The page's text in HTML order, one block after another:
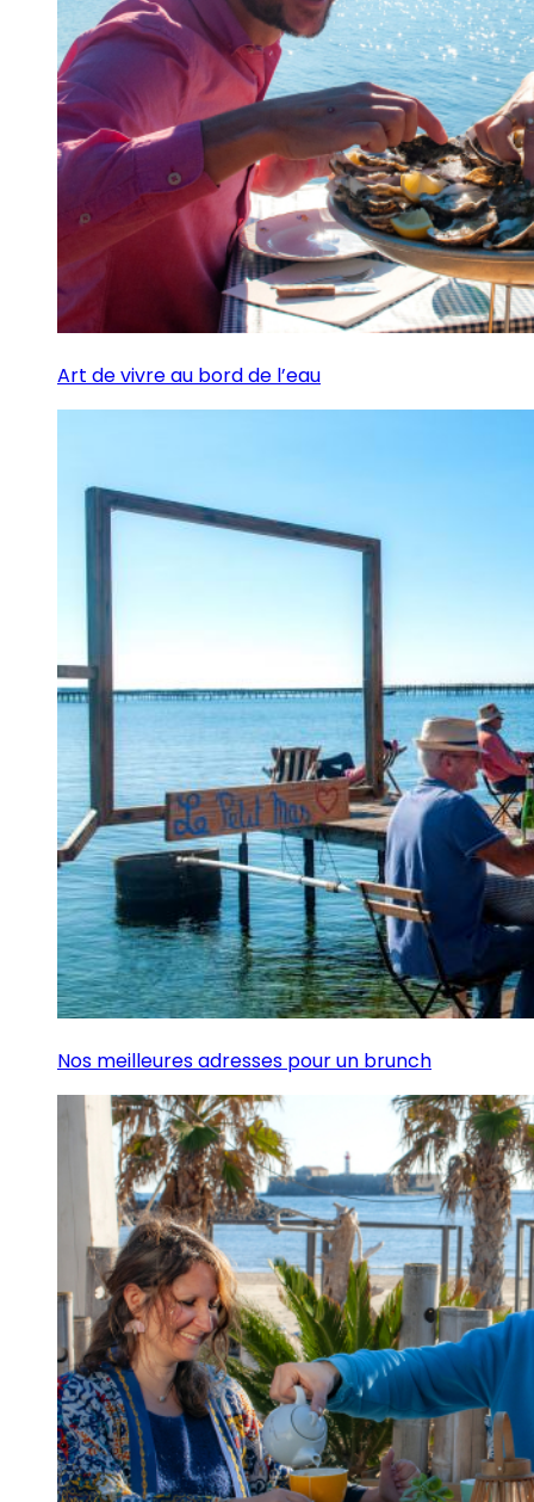
Art de vivre au bord de l’eau
Nos meilleures adresses pour un brunch